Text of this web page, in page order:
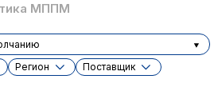
МППМ
Регион
Поставщик